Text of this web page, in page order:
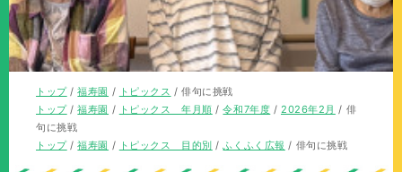
現
在
の
位
トップ/福寿園 / トピックス /俳句に挑戦
現
在
の
トップ/福寿園 / トピックス 年月順 /令和7年度 / 2026年2月 / 俳
句に挑戦
現
トップ/福寿園 / トピックス 目的別 /ふくふく広報 / 俳句に挑戦